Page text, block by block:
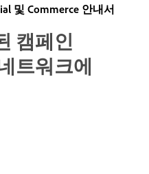
및 Commerce 안내서
캠페인
트워크에